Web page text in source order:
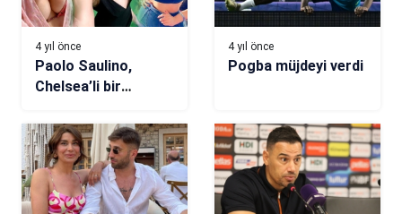
4 yıl önce
Paolo Saulino,
Chelsea’li bir
ilişkiye girmiş!
4 yıl önce
Pogba müjdeyi verdi